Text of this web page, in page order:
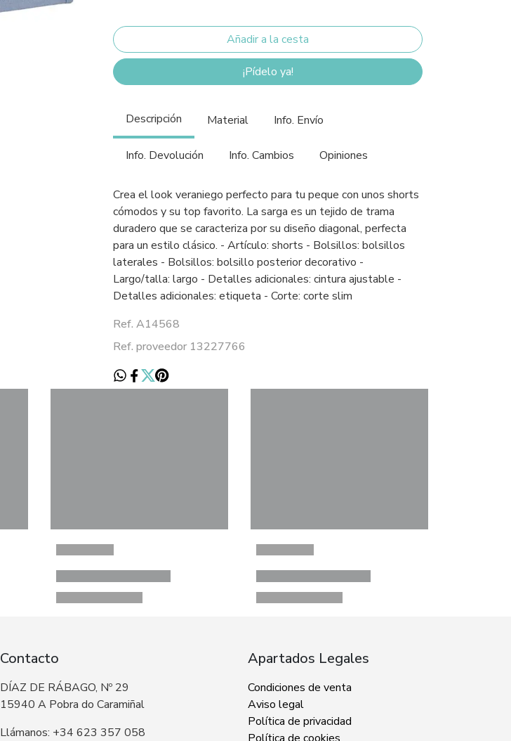
¡Pídelo ya!
Descripción Material Info. Envío
Info. Devolución Info. Cambios Opiniones
Crea el look veraniego perfecto para tu peque con unos shorts
cómodos y su top favorito. La sarga es un tejido de trama
duradero que se caracteriza por su diseño diagonal, perfecta
para un estilo clásico. - Artículo: shorts - Bolsillos: bolsillos
laterales - Bolsillos: bolsillo posterior decorativo -
Largo/talla: largo - Detalles adicionales: cintura ajustable -
Detalles adicionales: etiqueta - Corte: corte slim
Ref. A14568
Ref. proveedor 13227766
Contacto
DÍAZ DE RÁBAGO, Nº 29
15940 A Pobra do Caramiñal
Llámanos: +34 623 357 058
Apartados Legales
Condiciones de venta
Aviso legal
Política de privacidad